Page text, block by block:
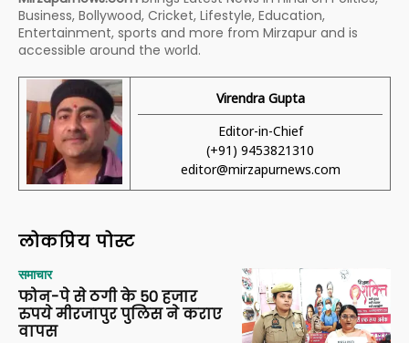
Business, Bollywood, Cricket, Lifestyle, Education,
Entertainment, sports and more from Mirzapur and is
accessible around the world.
Virendra Gupta
Editor-in-Chief
(+91) 9453821310
editor@mirzapurnews.com
लोकप्रिय पोस्ट
समाचार
फोन-पे से ठगी के 50 हजार
रुपये मीरजापुर पुलिस ने कराए
वापस